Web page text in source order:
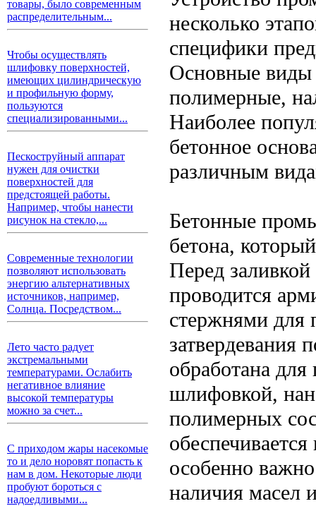
товары, было современным
распределительным...
Чтобы осуществлять
шлифовку поверхностей,
имеющих цилиндрическую
и профильную форму,
пользуются
специализированными...
Пескоструйный аппарат
нужен для очистки
поверхностей для
предстоящей работы.
Например, чтобы нанести
рисунок на стекло,...
Современные технологии
позволяют использовать
энергию альтернативных
источников, например,
Солнца. Посредством...
Лето часто радует
экстремальными
температурами. Ослабить
негативное влияние
высокой температуры
можно за счет...
С приходом жары насекомые
то и дело норовят попасть к
нам в дом. Некоторые люди
пробуют бороться с
надоедливыми...
несколько
специфики
Основные
полимерные,
Наиболее
бетонное
различным
Бетонные
бетона,
Перед
проводится
стержнями для
затвердевания
обработана
шлифовкой,
полимерных
особенно
наличия масел